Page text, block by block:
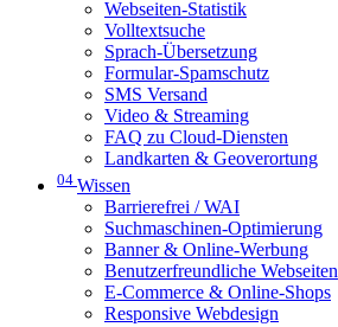
Webseiten-Statistik
Volltextsuche
Sprach-Übersetzung
Formular-Spamschutz
SMS Versand
Video & Streaming
FAQ zu Cloud-Diensten
Landkarten & Geoverortung
04 Wissen
Barrierefrei / WAI
Suchmaschinen-Optimierung
Banner & Online-Werbung
Benutzerfreundliche Webseiten
E-Commerce & Online-Shops
Responsive Webdesign